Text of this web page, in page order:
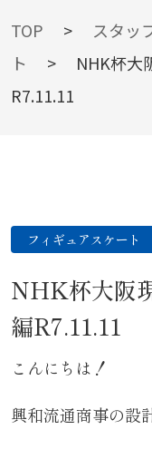
BLOG
スタッフブログ
TOP > スタッ
ト
>
NHK杯大
R7.11.11
フィギュアスケート
NHK杯大阪
編R7.11.11
こんにちは！
興和流通商事の設